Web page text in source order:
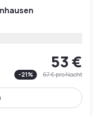
53 €
-21% 67 €pro Nacht